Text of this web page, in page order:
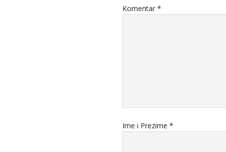
Komentar *
Ime i Prezime *